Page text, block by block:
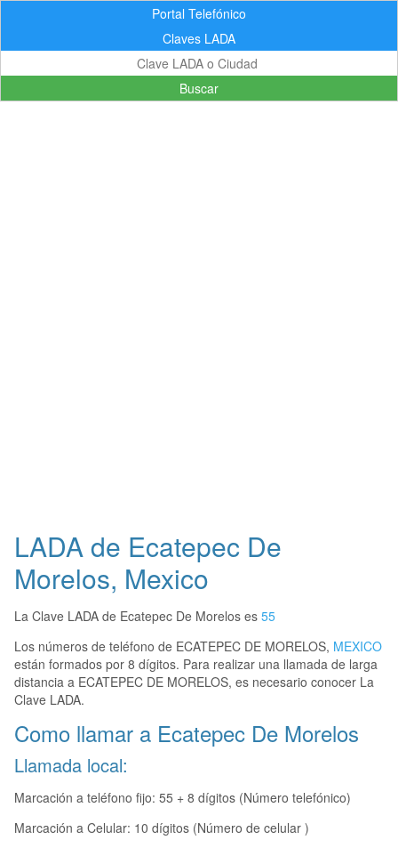
Portal Telefónico
Claves LADA
Buscar
LADA de Ecatepec De
Morelos, Mexico
La Clave LADA de Ecatepec De Morelos es 55
Los números de teléfono de ECATEPEC DE MORELOS, MEXICO
están formados por 8 dígitos. Para realizar una llamada de larga
distancia a ECATEPEC DE MORELOS, es necesario conocer La
Clave LADA.
Como llamar a Ecatepec De Morelos
Llamada local:
Marcación a teléfono fijo: 55 + 8 dígitos (Número telefónico)
Marcación a Celular: 10 dígitos (Número de celular )